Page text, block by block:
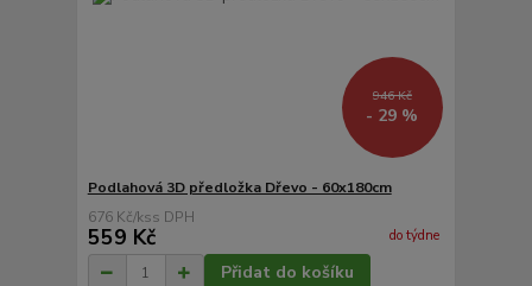
946 Kč
- 29 %
Podlahová 3D předložka Dřevo - 60x180cm
676 Kč/ks
559 Kč do týdne
Přidat do košíku